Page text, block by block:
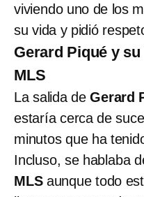
viviendo uno de los
su vida y pidió
Gerard Piqué y
MLS
La salida deGerard
estaría cerca de
minutos que ha
Incluso, se hablaba
MLS aunque todo